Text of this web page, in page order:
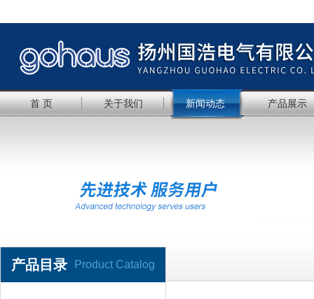
首 页 关于我们 新闻动态 产品展示
产品目录 Product Catalog